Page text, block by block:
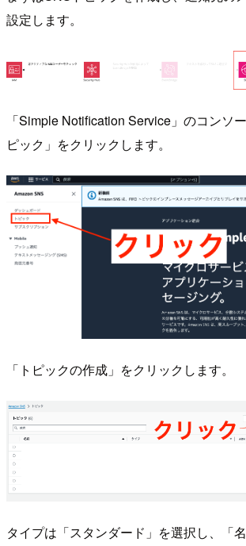
設定します。
「Simple Notification Service」のコンソ
ピック」をクリックします。
「トピックの作成」をクリックします。
タイプは「スタンダード」を選択し、「